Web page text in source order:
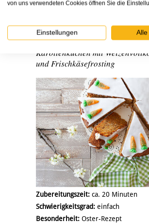
06.04.2023
Karottenkuchen mit
und Frischkäsefrosting
Zubereitungszeit: ca. 20 Minuten
Schwierigkeitsgrad: einfach
Besonderheit: Oster-Rezept
von uns verwendeten Cookies öffnen Sie die
Einstellungen